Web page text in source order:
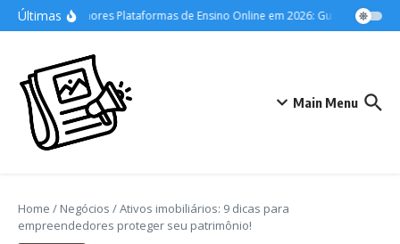
Ir para o conteúdo
ÚltimasAs Melhores Plataformas de Ensino Online em 2026: Guia Definitivo
Main Menu
Home / Negócios /Ativos imobiliários: 9 dicas para
empreendedores proteger seu patrimônio!